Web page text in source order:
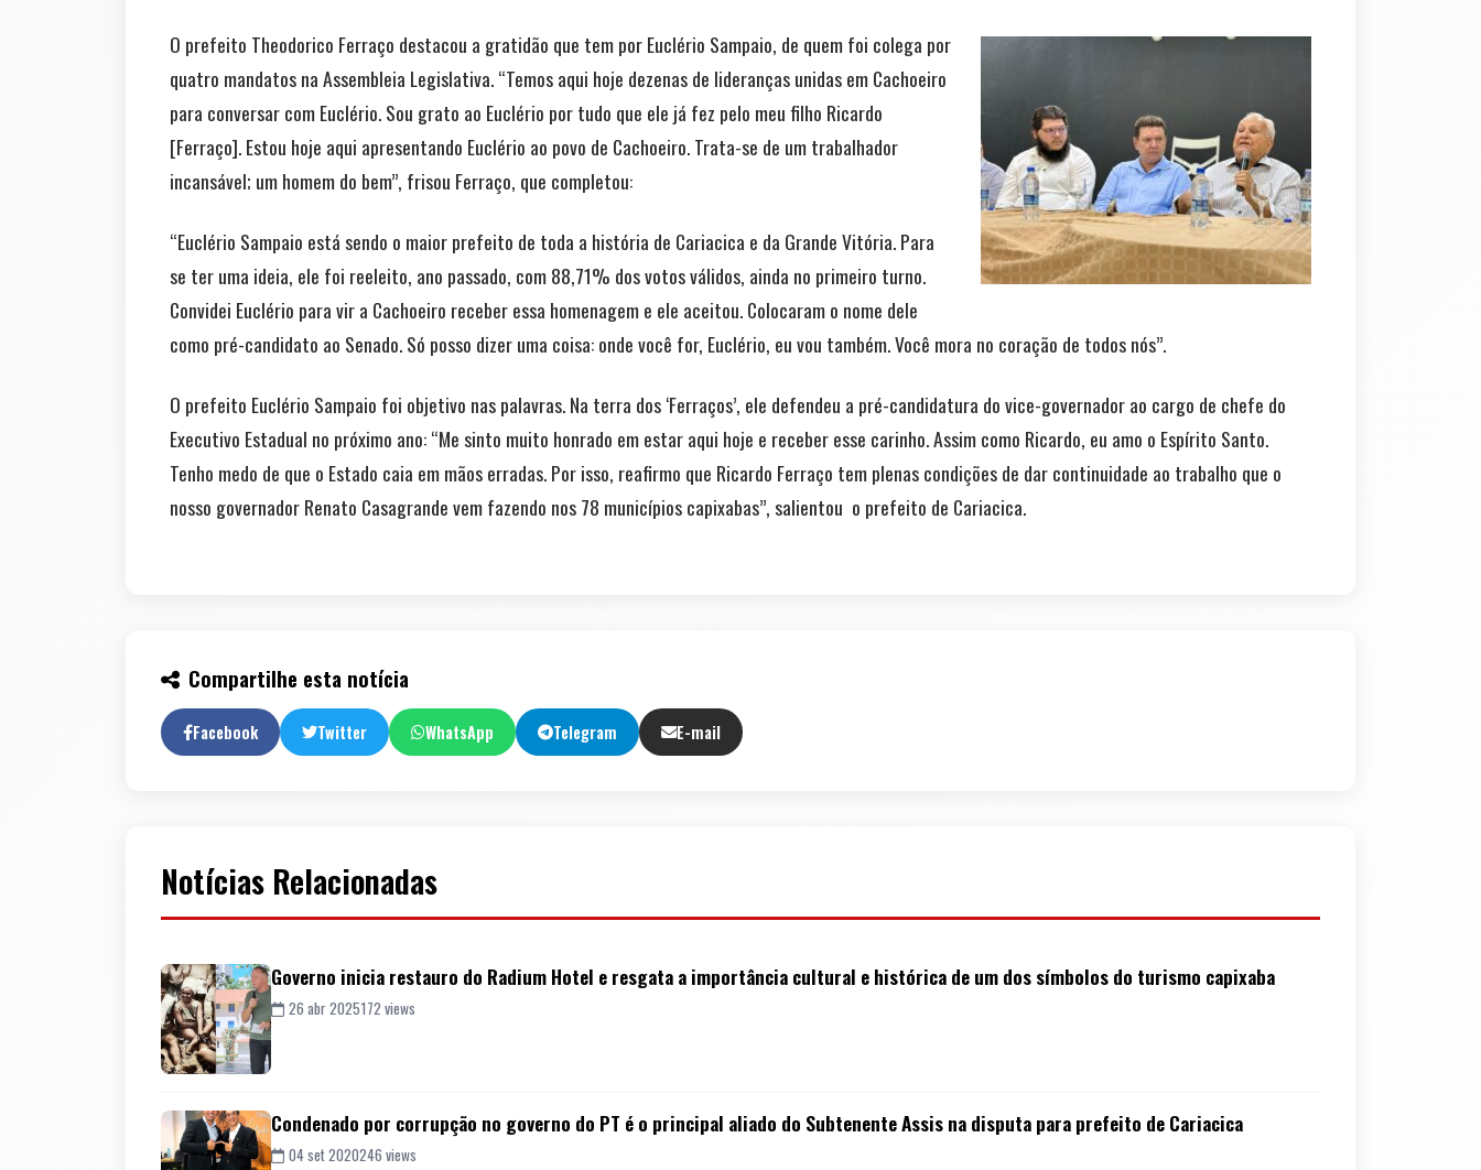
O prefeito Theodorico Ferraço destacou a gratidão que tem por Euclério Sampaio, de quem foi colega por
quatro mandatos na Assembleia Legislativa. “Temos aqui hoje dezenas de lideranças unidas em Cachoeiro
para conversar com Euclério. Sou grato ao Euclério por tudo que ele já fez pelo meu filho Ricardo
[Ferraço]. Estou hoje aqui apresentando Euclério ao povo de Cachoeiro. Trata-se de um trabalhador
incansável; um homem do bem”, frisou Ferraço, que completou:
“Euclério Sampaio está sendo o maior prefeito de toda a história de Cariacica e da Grande Vitória. Para
se ter uma ideia, ele foi reeleito, ano passado, com 88,71% dos votos válidos, ainda no primeiro turno.
Convidei Euclério para vir a Cachoeiro receber essa homenagem e ele aceitou. Colocaram o nome dele
como pré-candidato ao Senado. Só posso dizer uma coisa: onde você for, Euclério, eu vou também. Você mora no coração de todos nós”.
O prefeito Euclério Sampaio foi objetivo nas palavras. Na terra dos ‘Ferraços’, ele defendeu a pré-candidatura do vice-governador ao cargo de chefe do
Executivo Estadual no próximo ano: “Me sinto muito honrado em estar aqui hoje e receber esse carinho. Assim como Ricardo, eu amo o Espírito Santo.
Tenho medo de que o Estado caia em mãos erradas. Por isso, reafirmo que Ricardo Ferraço tem plenas condições de dar continuidade ao trabalho que o
nosso governador Renato Casagrande vem fazendo nos 78 municípios capixabas”, salientou o prefeito de Cariacica.
Compartilhe esta notícia
Facebook Twitter WhatsApp Telegram E-mail
Notícias Relacionadas
Governo inicia restauro do Radium Hotel e resgata a importância cultural e histórica de um dos símbolos do turismo capixaba
26 abr 2025172 views
Condenado por corrupção no governo do PT é o principal aliado do Subtenente Assis na disputa para prefeito de Cariacica
04 set 2020246 views